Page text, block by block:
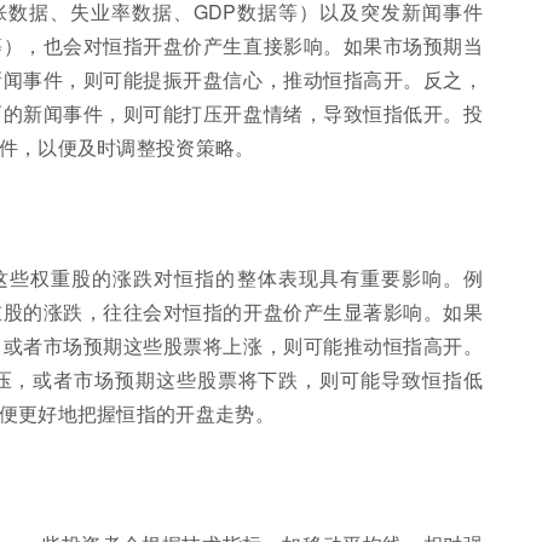
据、失业率数据、GDP数据等）以及突发新闻事件
，也会对恒指开盘价产生直接影响。如果市场预期当
事件，则可能提振开盘信心，推动恒指高开。反之，
新闻事件，则可能打压开盘情绪，导致恒指低开。投
以便及时调整投资策略。
权重股的涨跌对恒指的整体表现具有重要影响。例
的涨跌，往往会对恒指的开盘价产生显著影响。如果
者市场预期这些股票将上涨，则可能推动恒指高开。
或者市场预期这些股票将下跌，则可能导致恒指低
好地把握恒指的开盘走势。